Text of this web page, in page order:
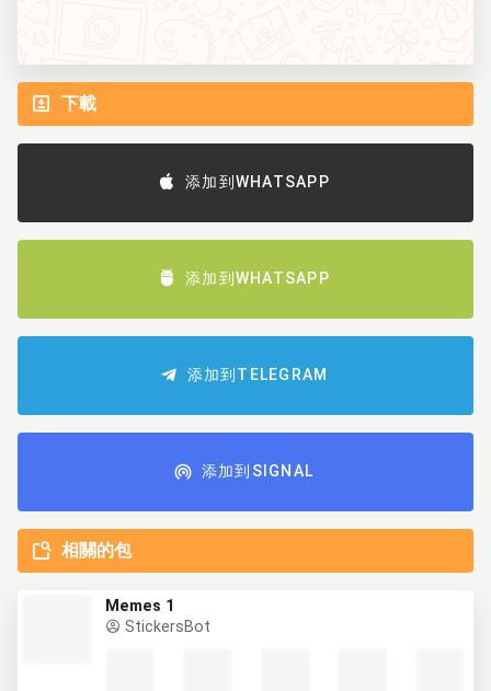
下載
添加到WHATSAPP
添加到WHATSAPP
添加到TELEGRAM
添加到SIGNAL
相關的包
Memes 1
StickersBot